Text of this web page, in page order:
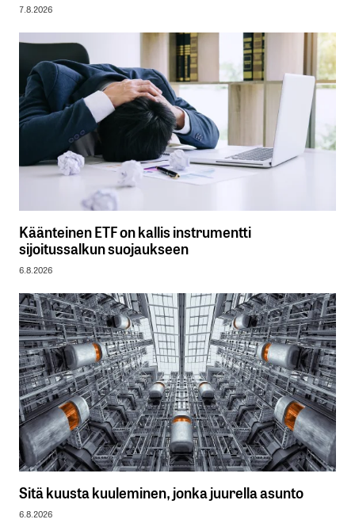
7.8.2026
Käänteinen ETF on kallis instrumentti
sijoitussalkun suojaukseen
6.8.2026
Sitä kuusta kuuleminen, jonka juurella asunto
6.8.2026